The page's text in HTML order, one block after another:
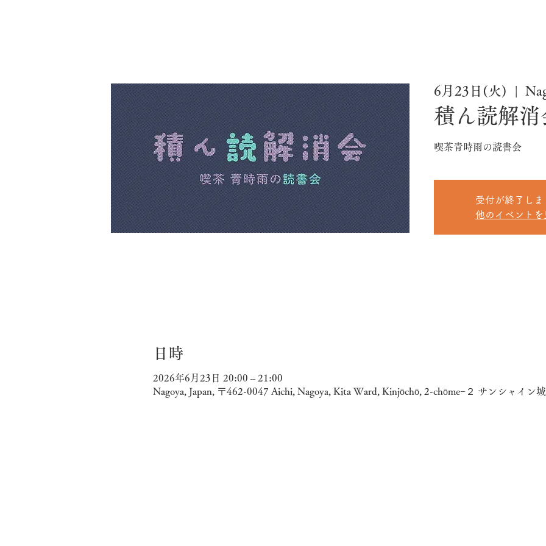
6月23日(火)
  |
積ん読解消
喫茶青時雨の読書会
受付が終了しま
他のイベントを
日時
2026年6月23日 20:00 – 21:00
Nagoya, Japan, 〒462-0047 Aichi, Nagoya, Kita Ward, Kinjōchō, 2-chōme−２ サンシャイン